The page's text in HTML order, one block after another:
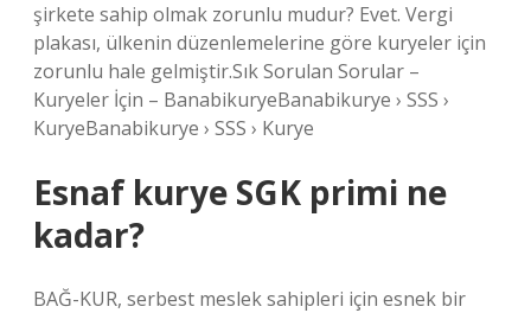
şirkete sahip olmak zorunlu mudur? Evet. Vergi
plakası, ülkenin düzenlemelerine göre kuryeler için
zorunlu hale gelmiştir.Sık Sorulan Sorular –
Kuryeler İçin – BanabikuryeBanabikurye › SSS ›
KuryeBanabikurye › SSS › Kurye
Esnaf kurye SGK primi ne
kadar?
BAĞ-KUR, serbest meslek sahipleri için esnek bir